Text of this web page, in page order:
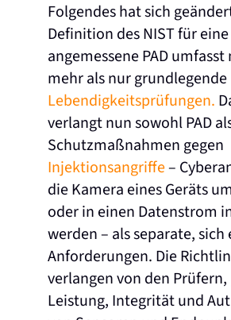
Folgendes hat sich
Definition des NIST für eine
angemessene PAD
mehr als nur grundlegende
Lebendigkeitsprüfungen.
verlangt nun sowohl PAD
Schutzmaßnahmen gegen
Injektionsangriffe–
die Kamera eines Geräts
oder in einen Datenstrom
werden – als separate, sich
Anforderungen. Die
verlangen von den Prüfern,
Leistung, Integrität und